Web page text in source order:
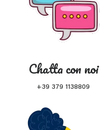
Chatta con noi
+39 379 1138809